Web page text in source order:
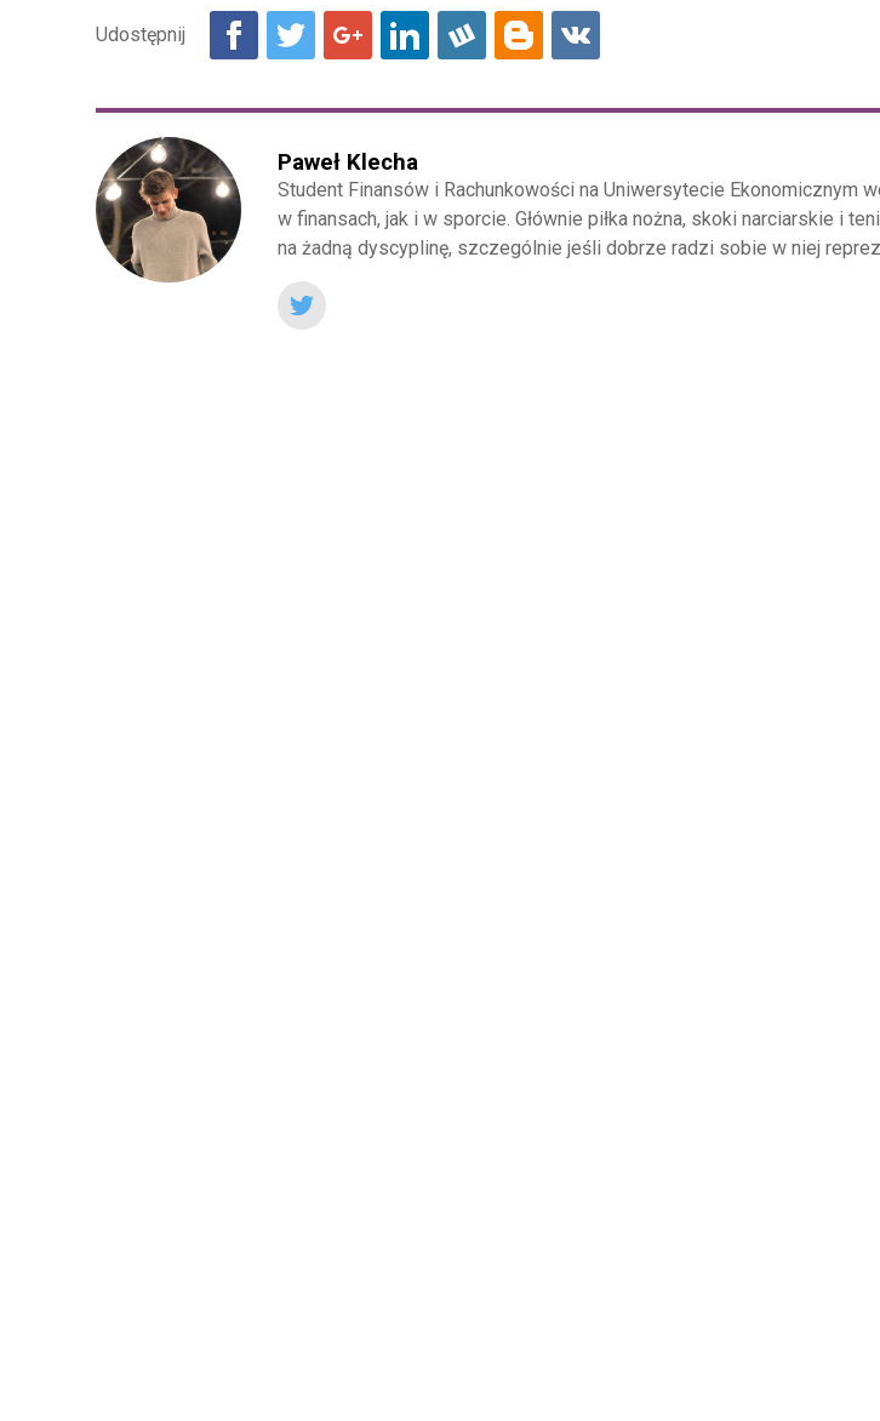
Paweł Klecha
Student Finansów i Rachunkowości na Uniwersytecie Ekonomicznym
w finansach, jak i w sporcie. Głównie piłka nożna, skoki narciarskie i
na żadną dyscyplinę, szczególnie jeśli dobrze radzi sobie w niej